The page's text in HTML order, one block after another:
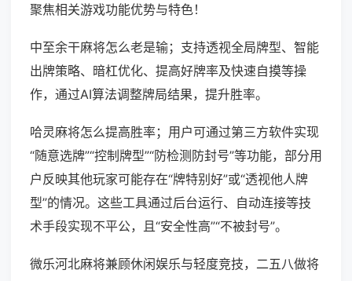
聚焦相关游戏功能优势与特色！
中至余干麻将怎么老是输；支持透视全局牌型、智能
出牌策略、暗杠优化、提高好牌率及快速自摸等操
作，通过AI算法调整牌局结果，提升胜率。
哈灵麻将怎么提高胜率；用户可通过第三方软件实现
“随意选牌”“控制牌型”“防检测防封号”等功能，部分用
户反映其他玩家可能存在“牌特别好”或“透视他人牌
型”的情况。这些工具通过后台运行、自动连接等技
术手段实现不平公，且“安全性高”“不被封号”。
微乐河北麻将兼顾休闲娱乐与轻度竞技，二五八做将